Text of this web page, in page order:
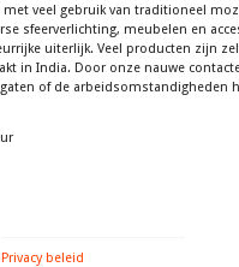
met veel gebruik van traditioneel
sfeerverlichting, meubelen en
uiterlijk. Veel producten zijn
in India. Door onze nauwe
of de arbeidsomstandigheden
Privacy beleid